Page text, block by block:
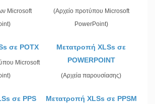
Microsoft
(Αρχείο προτύπου Microsoft
PowerPoint)
σε POTX
Microsoft
Μετατροπή XLSs σε
POWERPOINT
(Αρχεία παρουσίασης)
σε PPS Μετατροπή XLSs σε PPSM